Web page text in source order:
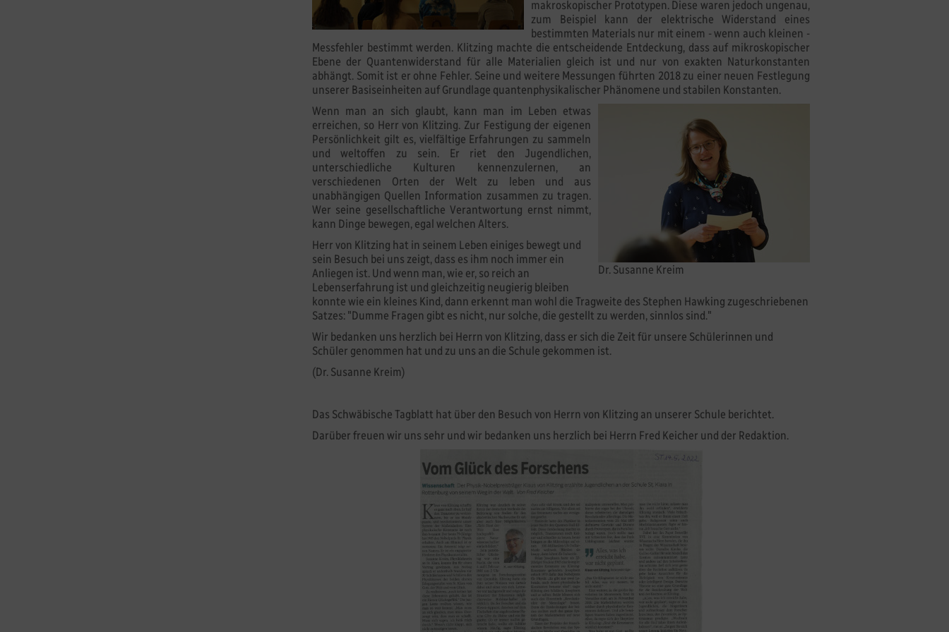
makroskopischer Prototypen. Diese waren jedoch ungenau,
zum Beispiel kann der elektrische Widerstand eines
bestimmten Materials nur mit einem - wenn auch kleinen -
Messfehler bestimmt werden. Klitzing machte die entscheidende Entdeckung, dass auf mikroskopischer
Ebene der Quantenwiderstand für alle Materialien gleich ist und nur von exakten Naturkonstanten
abhängt. Somit ist er ohne Fehler. Seine und weitere Messungen führten 2018 zu einer neuen Festlegung
unserer Basiseinheiten auf Grundlage quantenphysikalischer Phänomene und stabilen Konstanten.
Dr. Susanne Kreim
Wenn man an sich glaubt, kann man im Leben etwas
erreichen, so Herr von Klitzing. Zur Festigung der eigenen
Persönlichkeit gilt es, vielfältige Erfahrungen zu sammeln
und weltoffen zu sein. Er riet den Jugendlichen,
unterschiedliche Kulturen kennenzulernen, an
verschiedenen Orten der Welt zu leben und aus
unabhängigen Quellen Information zusammen zu tragen.
Wer seine gesellschaftliche Verantwortung ernst nimmt,
kann Dinge bewegen, egal welchen Alters.
Herr von Klitzing hat in seinem Leben einiges bewegt und
sein Besuch bei uns zeigt, dass es ihm noch immer ein
Anliegen ist. Und wenn man, wie er, so reich an
Lebenserfahrung ist und gleichzeitig neugierig bleiben
konnte wie ein kleines Kind, dann erkennt man wohl die Tragweite des Stephen Hawking zugeschriebenen
Satzes: "Dumme Fragen gibt es nicht, nur solche, die gestellt zu werden, sinnlos sind."
Wir bedanken uns herzlich bei Herrn von Klitzing, dass er sich die Zeit für unsere Schülerinnen und
Schüler genommen hat und zu uns an die Schule gekommen ist.
(Dr. Susanne Kreim)
Das Schwäbische Tagblatt hat über den Besuch von Herrn von Klitzing an unserer Schule berichtet.
Darüber freuen wir uns sehr und wir bedanken uns herzlich bei Herrn Fred Keicher und der Redaktion.